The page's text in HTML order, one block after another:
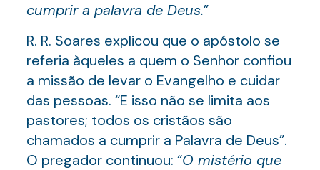
cumprir a palavra de Deus.”
R. R. Soares explicou que o apóstolo se
referia àqueles a quem o Senhor confiou
a missão de levar o Evangelho e cuidar
das pessoas. “E isso não se limita aos
pastores; todos os cristãos são
chamados a cumprir a Palavra de Deus”.
O pregador continuou: “O mistério que